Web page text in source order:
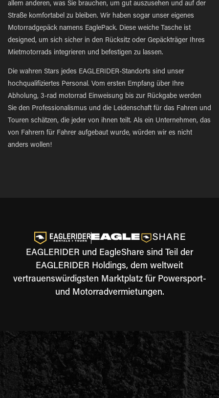
allem anderen, was Sie brauchen, um gut auszusehen und auf der
Straße komfortabel zu bleiben. Wir haben sogar unser eigenes
Motorradgepäck namens EaglePack. Diese weiche Tasche ist
designed, um sich sicher in den Rücksitz oder Gepäckträger Ihres
Mietmotorrads integrieren und befestigen zu lassen.
Die wahren Stars jedes EAGLERIDER-Standorts sind unser
hochqualifiziertes Personal. Vom ersten Empfang über Ihre
Abholung, 3-rad motorrad Einweisung bis zur Rückgabe werden
Sie den Professionalismus und die Leidenschaft für das Fahren und
Touren schätzen, die jeder von ihnen teilt. Als ein Unternehmen, das
von Fahrern für Fahrer aufgebaut wurde, würden wir es nicht
anders wollen!
EAGLERIDER und EagleShare sind Teil der
EAGLERIDER Holdings, dem weltweit
vertrauenswürdigsten Marktplatz für Powersport-
und Motorradvermietungen.